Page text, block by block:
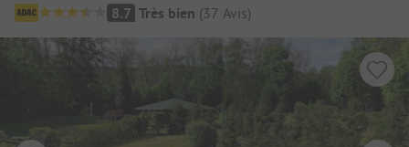
Aperçu du camping
8.7 Très bien (37 Avis)